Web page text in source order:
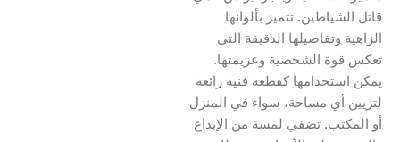
قاتل الشياطين. تتميز بألوانها
الزاهية وتفاصيلها الدقيقة التي
تعكس قوة الشخصية وعزيمتها.
يمكن استخدامها كقطعة فنية رائعة
لتزيين أي مساحة، سواء في المنزل
أو المكتب. تضفي لمسة من الإبداع